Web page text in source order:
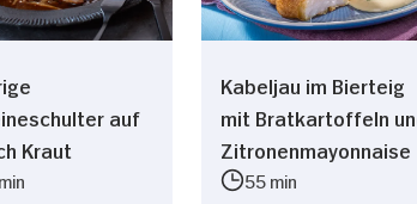
auf
Kraut
Kabeljau im Bierteig
mit Bratkartoffeln
Zitronenmayonnaise
55 min